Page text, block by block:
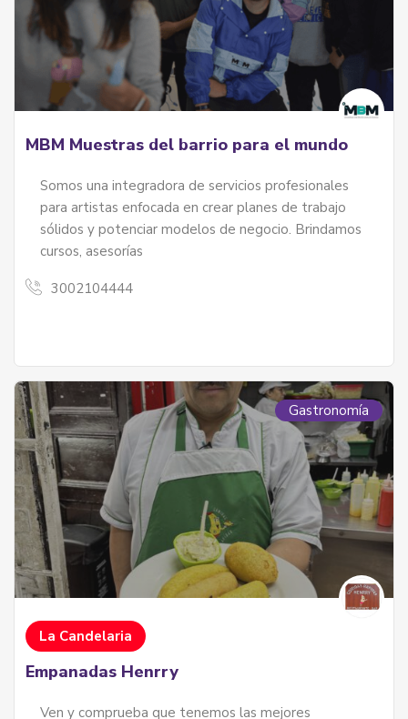
MBM Muestras del barrio para el mundo
Somos una integradora de servicios profesionales
para artistas enfocada en crear planes de trabajo
sólidos y potenciar modelos de negocio. Brindamos
cursos, asesorías
3002104444
Gastronomía
La Candelaria
Empanadas Henrry
Ven y comprueba que tenemos las mejores